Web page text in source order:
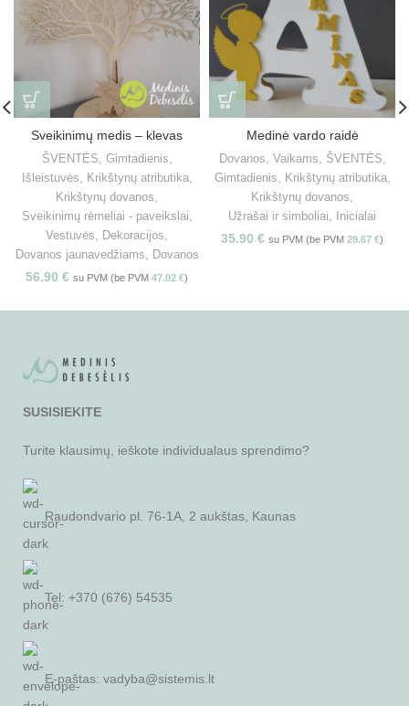
Sveikinimų medis – klevas
ŠVENTĖS Gimtadienis
Išleistuvės
Krikštynų atributika,
Krikštynų dovanos
Sveikinimų rėmeliai - paveikslai
Vestuvės
Dekoracijos
Dovanos jaunavedžiams
Dovanos
56.90 € su PVM (be PVM 47.02 €)
Medinė vardo raidė
Dovanos Vaikams ŠVENTĖS
Gimtadienis
Krikštynų atributika,
Krikštynų dovanos
Užrašai ir simboliai
Inicialai
35.90 € su PVM (be PVM 29.67 €)
SUSISIEKITE
Turite klausimų, ieškote individualaus sprendimo?
Raudondvario pl. 76-1A, 2 aukštas, Kaunas
Tel: +370 (676) 54535
E-paštas: vadyba@sistemis.lt